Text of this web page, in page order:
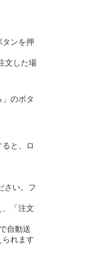
タンを押
文した場
のボタ
と、ロ
さい。フ
、「注文
自動送
られます